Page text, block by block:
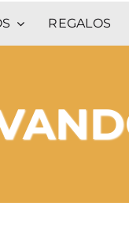
REGALOS